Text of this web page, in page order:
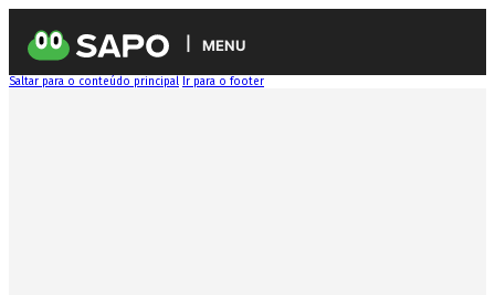
MENU
Saltar para o conteúdo principal Ir para o footer